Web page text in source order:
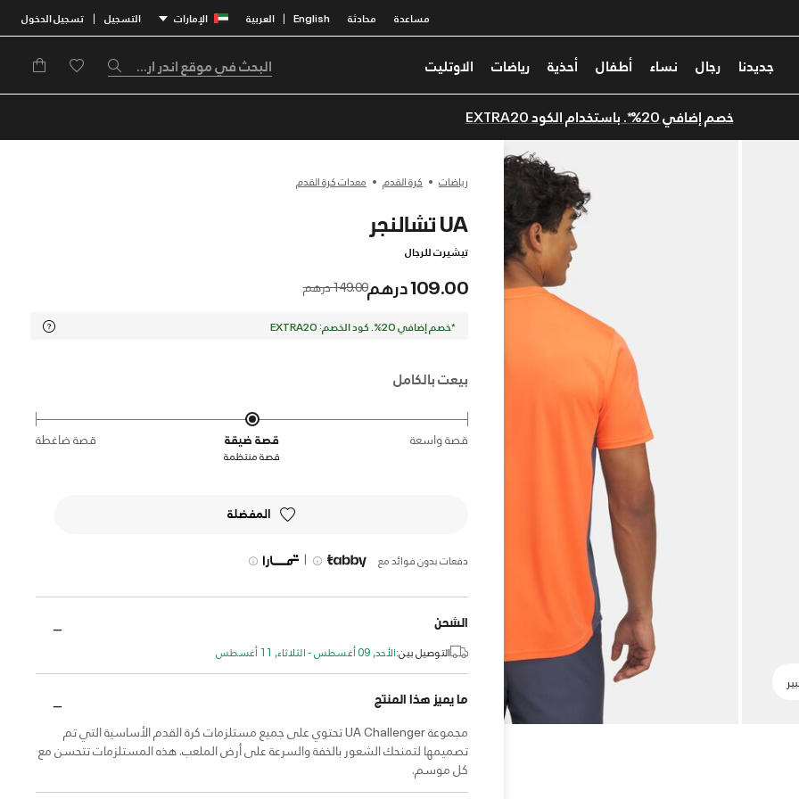
مساعدة محادثة English
| العربية الإمارات التسجيل | تسجيل الدخول
جديدنا رجال نساء أطفال أحذية رياضات الاوتليت
خصم إضافي 20%*. باستخدام الكود EXTRA20
رياضات كرة القدم معدات كرة القدم
UA تشالنجر
تيشيرت للرجال
109.00 درهم Price reduced from
149.00 درهم to
*خصم إضافي 20%. كود الخصم: EXTRA20
بيعت بالكامل
قصة واسعة قصة ضيقة قصة ضاغطة
قصة منتظمة
المفضلة
دفعات بدون فوائد مع |
الشحن
التوصيل بين:الأحد, 09 أغسطس - الثلاثاء, 11 أغسطس
ما يميز هذا المنتج
مجموعة UA Challenger تحتوي على جميع مستلزمات كرة القدم الأساسية التي تم
تصميمها لتمنحك الشعور بالخفة والسرعة على أرض الملعب. هذه المستلزمات تتحسن مع
كل موسم.